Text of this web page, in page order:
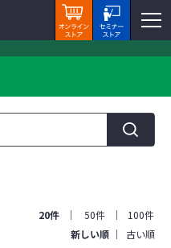
20件 50件
100件
新しい順
古い順